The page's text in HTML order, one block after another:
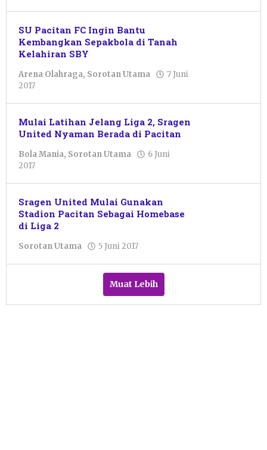
SU Pacitan FC Ingin Bantu
Kembangkan Sepakbola di Tanah
Kelahiran SBY
Arena Olahraga, Sorotan Utama
7 Juni
2017
Mulai Latihan Jelang Liga 2, Sragen
United Nyaman Berada di Pacitan
Bola Mania, Sorotan Utama
6 Juni
2017
Sragen United Mulai Gunakan
Stadion Pacitan Sebagai Homebase
di Liga 2
Sorotan Utama 5 Juni 2017
Muat Lebih